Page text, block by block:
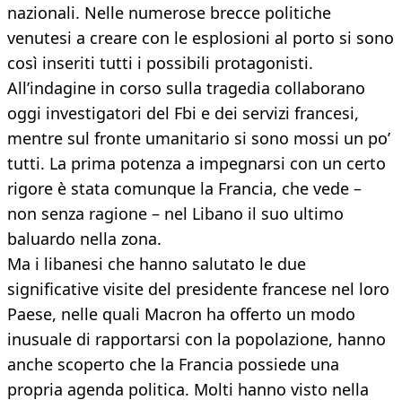
nazionali. Nelle numerose brecce politiche
venutesi a creare con le esplosioni al porto si sono
così inseriti tutti i possibili protagonisti.
All’indagine in corso sulla tragedia collaborano
oggi investigatori del Fbi e dei servizi francesi,
mentre sul fronte umanitario si sono mossi un po’
tutti. La prima potenza a impegnarsi con un certo
rigore è stata comunque la Francia, che vede –
non senza ragione – nel Libano il suo ultimo
baluardo nella zona.
Ma i libanesi che hanno salutato le due
significative visite del presidente francese nel loro
Paese, nelle quali Macron ha offerto un modo
inusuale di rapportarsi con la popolazione, hanno
anche scoperto che la Francia possiede una
propria agenda politica. Molti hanno visto nella